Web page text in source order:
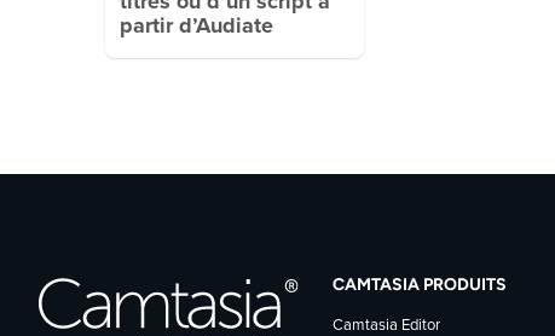
partir d’Audiate
CAMTASIA PRODUITS
Camtasia Editor